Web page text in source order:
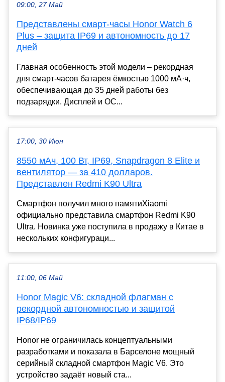
09:00, 27 Май
Представлены смарт-часы Honor Watch 6
Plus – защита IP69 и автономность до 17
дней
Главная особенность этой модели – рекордная
для смарт-часов батарея ёмкостью 1000 мА·ч,
обеспечивающая до 35 дней работы без
подзарядки. Дисплей и ОС...
17:00, 30 Июн
8550 мАч, 100 Вт, IP69, Snapdragon 8 Elite и
вентилятор — за 410 долларов.
Представлен Redmi K90 Ultra
Смартфон получил много памятиXiaomi
официально представила смартфон Redmi K90
Ultra. Новинка уже поступила в продажу в Китае в
нескольких конфигураци...
11:00, 06 Май
Honor Magic V6: складной флагман с
рекордной автономностью и защитой
IP68/IP69
Honor не ограничилась концептуальными
разработками и показала в Барселоне мощный
серийный складной смартфон Magic V6. Это
устройство задаёт новый ста...